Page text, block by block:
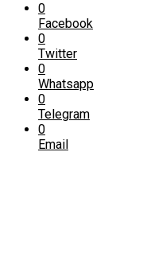
0
Facebook
0
Twitter
0
Whatsapp
0
Telegram
0
Email